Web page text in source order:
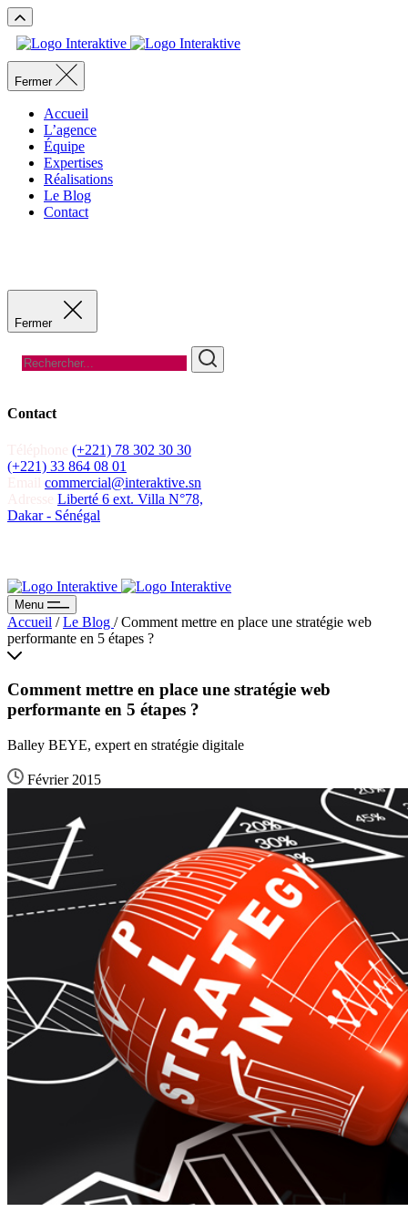
Fermer
Accueil
L’agence
Équipe
Expertises
Réalisations
Le Blog
Contact
Fermer
Contact
(+221) 78 302 30 30
(+221) 33 864 08 01
commercial@interaktive.sn
Liberté 6 ext. Villa N°78,
Dakar - Sénégal
Menu
Accueil / Le Blog / Comment mettre en place une stratégie web
performante en 5 étapes ?
Comment mettre en place une stratégie web
performante en 5 étapes ?
Balley BEYE, expert en stratégie digitale
Février 2015